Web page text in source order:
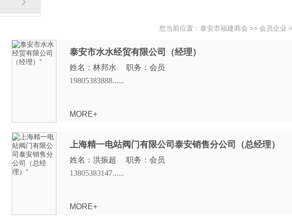
您当前位置： 泰安市福建商会 >> 会员企业
泰安市水水经贸有限公司（经理）
姓名：林邦水 职务：会员
19805383888......
MORE+
上海精一电站阀门有限公司泰安销售分公司（总经理）
姓名：洪振超 职务：会员
13805383147......
MORE+